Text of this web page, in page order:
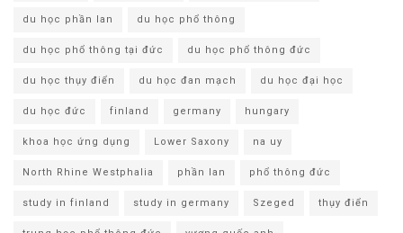
du học phần lan du học phổ thông
du học phổ thông tại đức du học phổ thông đức
du học thụy điển du học đan mạch du học đại học
du học đức finland germany hungary
khoa học ứng dụng Lower Saxony na uy
North Rhine Westphalia phần lan phổ thông đức
study in finland study in germany Szeged thụy điển